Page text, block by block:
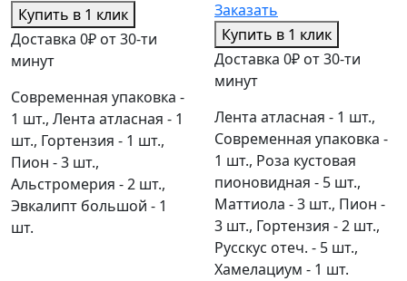
Купить в 1 клик
Доставка 0₽ от 30-ти
минут
Современная упаковка -
1 шт., Лента атласная - 1
шт., Гортензия - 1 шт.,
Пион - 3 шт.,
Альстромерия - 2 шт.,
Эвкалипт большой - 1
шт.
Заказать
Купить в 1 клик
Доставка 0₽ от 30-ти
минут
Лента атласная - 1 шт.,
Современная упаковка -
1 шт., Роза кустовая
пионовидная - 5 шт.,
Маттиола - 3 шт., Пион -
3 шт., Гортензия - 2 шт.,
Русскус отеч. - 5 шт.,
Хамелациум - 1 шт.